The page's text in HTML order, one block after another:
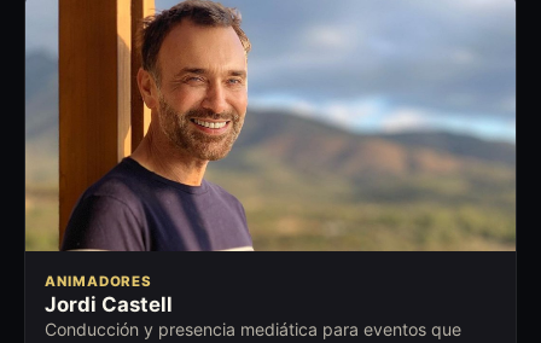
ANIMADORES
Jordi Castell
Conducción y presencia mediática para eventos que